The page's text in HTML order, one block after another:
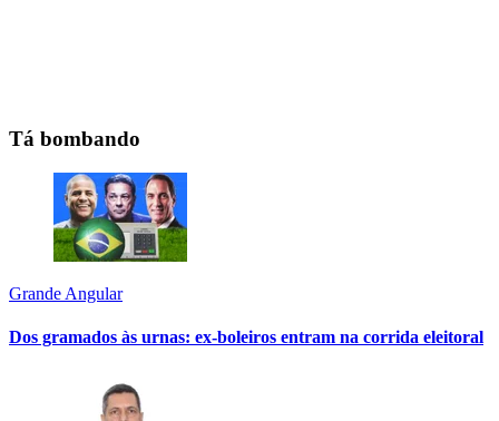
Tá bombando
Grande Angular
Dos gramados às urnas: ex-boleiros entram na corrida eleitoral